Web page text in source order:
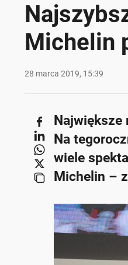
Michelin
28 marca 2019, 15:39
Na
wiele
Michelin –